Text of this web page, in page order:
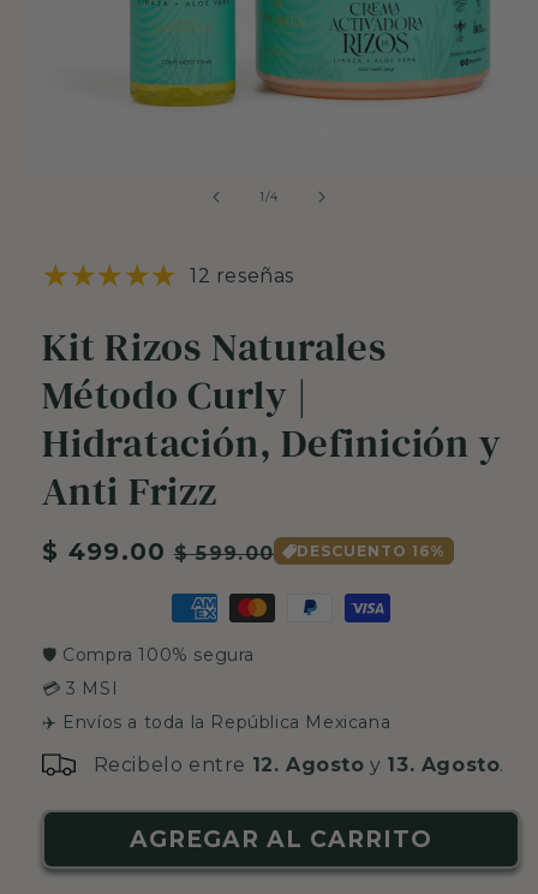
una
ventana
1/de
4
12 reseñas
Kit Rizos Naturales
Método Curly |
Hidratación, Definición y
Anti Frizz
Precio
$ 499.00 Precio
de
oferta
$ 599.00 DESCUENTO 16%
🛡️ Compra 100% segura
💳 3 MSI
✈️ Envíos a toda la República Mexicana
Recibelo entre 12. Agosto y 13. Agosto.
AGREGAR AL CARRITO